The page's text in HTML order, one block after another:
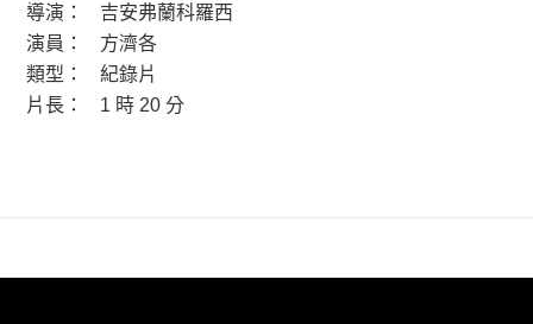
導演：
吉安弗蘭科羅西
演員：
方濟各
類型：
紀錄片
片長：
1 時 20 分